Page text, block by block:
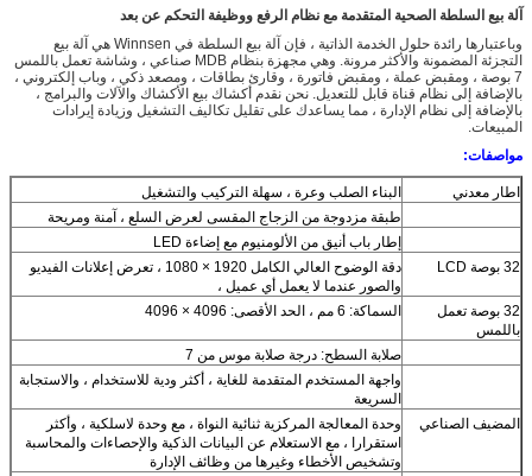
آلة بيع السلطة الصحية المتقدمة مع نظام الرفع ووظيفة التحكم عن بعد
وباعتبارها رائدة حلول الخدمة الذاتية ، فإن آلة بيع السلطة في Winnsen هي آلة بيع
التجزئة المضمونة والأكثر مرونة. وهي مجهزة بنظام MDB صناعي ، وشاشة تعمل باللمس
7 بوصة ، ومقبض عملة ، ومقبض فاتورة ، وقارئ بطاقات ، ومصعد ذكي ، وباب إلكتروني ،
بالإضافة إلى نظام قناة قابل للتعديل. نحن نقدم أكشاك بيع الأكشاك والآلات والبرامج ،
بالإضافة إلى نظام الإدارة ، مما يساعدك على تقليل تكاليف التشغيل وزيادة إيرادات
المبيعات.
مواصفات:
اطار معدني
البناء الصلب وعرة ، سهلة التركيب والتشغيل
طبقة مزدوجة من الزجاج المقسى لعرض السلع ، آمنة ومريحة
إطار باب أنيق من الألومنيوم مع إضاءة LED
32 بوصة LCD
دقة الوضوح العالي الكامل 1920 × 1080 ، تعرض إعلانات الفيديو
والصور عندما لا يعمل أي عميل ،
32 بوصة تعمل
باللمس
السماكة: 6 مم ، الحد الأقصى: 4096 × 4096
صلابة السطح: درجة صلابة موس من 7
واجهة المستخدم المتقدمة للغاية ، أكثر ودية للاستخدام ، والاستجابة
السريعة
المضيف الصناعي
وحدة المعالجة المركزية ثنائية النواة ، مع وحدة لاسلكية ، وأكثر
استقرارا ، مع الاستعلام عن البيانات الذكية والإحصاءات والمحاسبة
وتشخيص الأخطاء وغيرها من وظائف الإدارة